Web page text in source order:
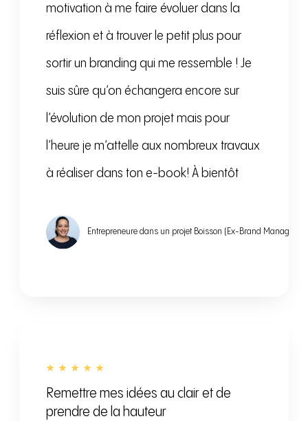
motivation à me faire évoluer dans la
réflexion et à trouver le petit plus pour
sortir un branding qui me ressemble ! Je
suis sûre qu’on échangera encore sur
l’évolution de mon projet mais pour
l’heure je m’attelle aux nombreux travaux
à réaliser dans ton e-book! À bientôt
Entrepreneure dans un projet Boisson (Ex-Brand Manager
Remettre mes idées au clair et de
prendre de la hauteur